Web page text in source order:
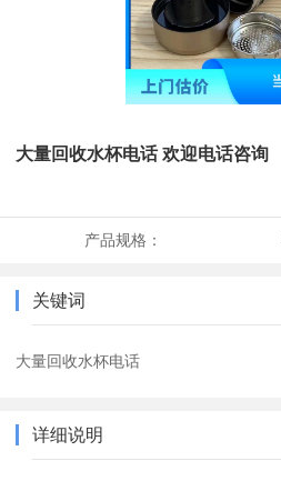
大量回收水杯电话 欢迎电话咨询
产品规格：
关键词
大量回收水杯电话
详细说明